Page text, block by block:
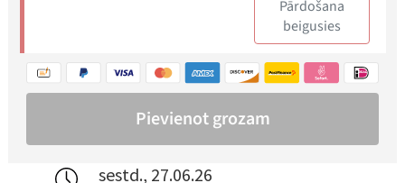
sestd., 27.06.26